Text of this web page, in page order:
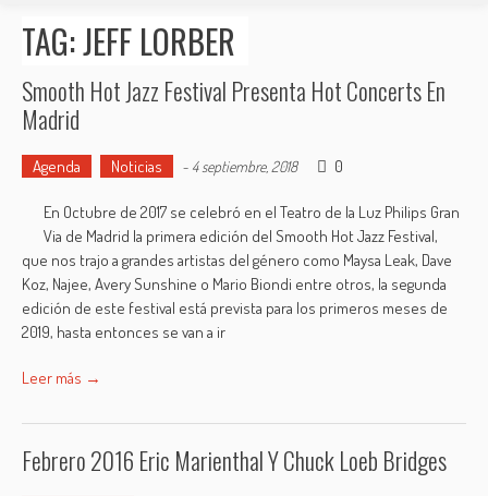
TAG: JEFF LORBER
Smooth Hot Jazz Festival Presenta Hot Concerts En
Madrid
Agenda Noticias - 4 septiembre, 2018 0
En Octubre de 2017 se celebró en el Teatro de la Luz Philips Gran
Via de Madrid la primera edición del Smooth Hot Jazz Festival,
que nos trajo a grandes artistas del género como Maysa Leak, Dave
Koz, Najee, Avery Sunshine o Mario Biondi entre otros, la segunda
edición de este festival está prevista para los primeros meses de
2019, hasta entonces se van a ir
Leer más →
Febrero 2016 Eric Marienthal Y Chuck Loeb Bridges